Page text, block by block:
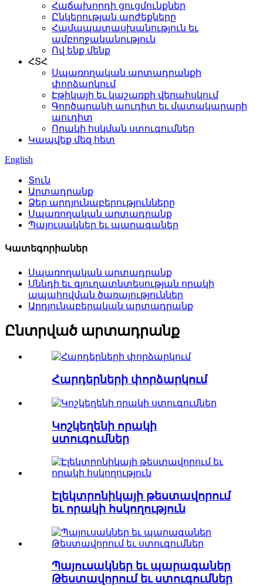
Հաճախորդի ցուցմունքներ
Ընկերության արժեքները
Համապատասխանություն եւ
ամբողջականություն
Ով ենք մենք
ՀՏՀ
Սպառողական արտադրանքի
փորձարկում
Էթիկայի եւ կաշառքի վերահսկում
Գործարանի աուդիտ եւ մատակարարի
աուդիտ
Որակի հսկման ստուգումներ
Կապվեք մեզ հետ
English
Տուն
Արտադրանք
Ձեր արդյունաբերությունները
Սպառողական արտադրանք
Պայուսակներ եւ պարագաներ
Կատեգորիաներ
Սպառողական արտադրանք
Սննդի եւ գյուղատնտեսության որակի
ապահովման ծառայություններ
Արդյունաբերական արտադրանք
Ընտրված արտադրանք
Հարդերների փորձարկում
Կոշկեղենի որակի
ստուգումներ
Էլեկտրոնիկայի թեստավորում
եւ որակի հսկողություն
Պայուսակներ եւ պարագաներ
Թեստավորում եւ ստուգումներ